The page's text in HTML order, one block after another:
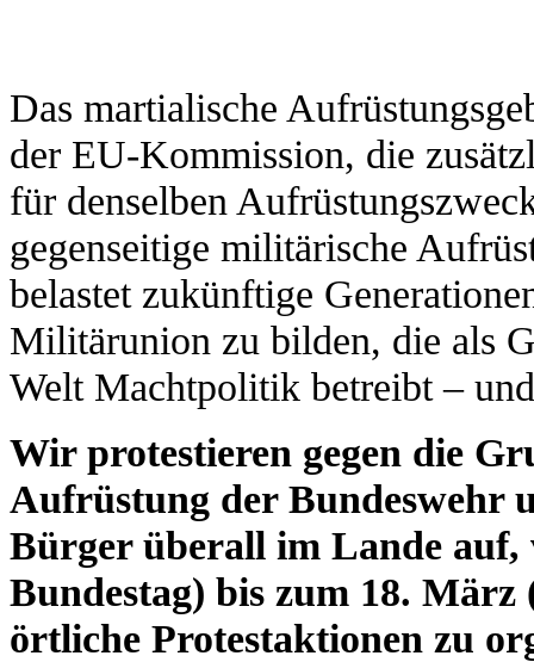
Das martialische
der EU-Kommission, die
für denselben
gegenseitige militärische
belastet zukünftige
Militärunion zu bilden, die als
Welt Machtpolitik betreibt –
Wir protestieren gegen die
Aufrüstung der Bundeswehr
Bürger überall im Lande auf,
Bundestag) bis zum 18.
örtliche Protestaktionen zu